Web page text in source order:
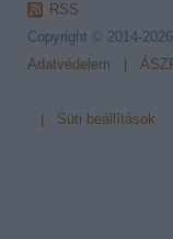
RSS
Copyright © 2014-2026
Adatvédelem
Süti beállítások